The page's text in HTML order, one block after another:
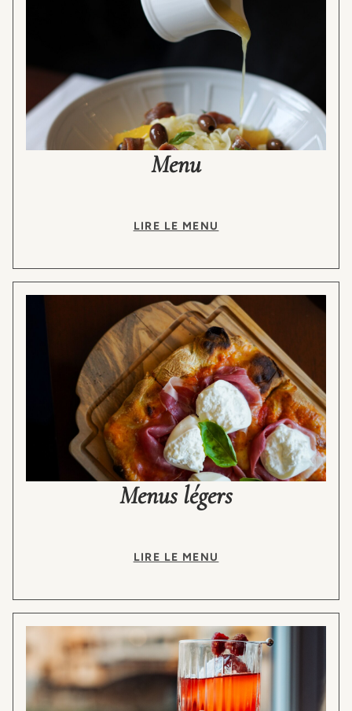
Menu
LIRE LE MENU
Menus légers
LIRE LE MENU